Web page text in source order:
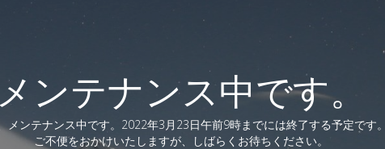
ンテナンス中です。
メンテナンス中です。2022年3月23日午前9時までには終了する予定です。
ご不便をおかけいたしますが、しばらくお待ちください。